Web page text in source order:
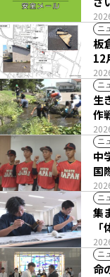
ニ
板
12
ニ
生
作
ニ
中
国
ニ
集
ニ
命